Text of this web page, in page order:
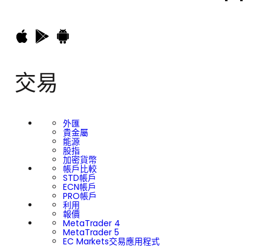
交易
外匯
貴金屬
能源
股指
加密貨幣
帳戶比較
STD帳戶
ECN帳戶
PRO帳戶
利用
報價
MetaTrader 4
MetaTrader 5
EC Markets交易應用程式